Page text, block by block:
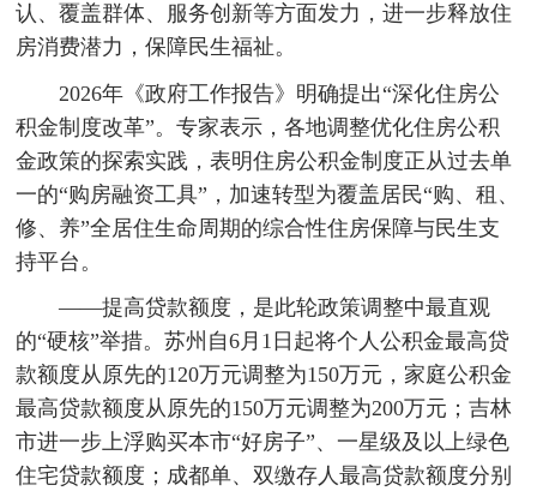
认、覆盖群体、服务创新等方面发力，进一步释放住
房消费潜力，保障民生福祉。
2026年《政府工作报告》明确提出“深化住房公
积金制度改革”。专家表示，各地调整优化住房公积
金政策的探索实践，表明住房公积金制度正从过去单
一的“购房融资工具”，加速转型为覆盖居民“购、租、
修、养”全居住生命周期的综合性住房保障与民生支
持平台。
——提高贷款额度，是此轮政策调整中最直观
的“硬核”举措。苏州自6月1日起将个人公积金最高贷
款额度从原先的120万元调整为150万元，家庭公积金
最高贷款额度从原先的150万元调整为200万元；吉林
市进一步上浮购买本市“好房子”、一星级及以上绿色
住宅贷款额度；成都单、双缴存人最高贷款额度分别